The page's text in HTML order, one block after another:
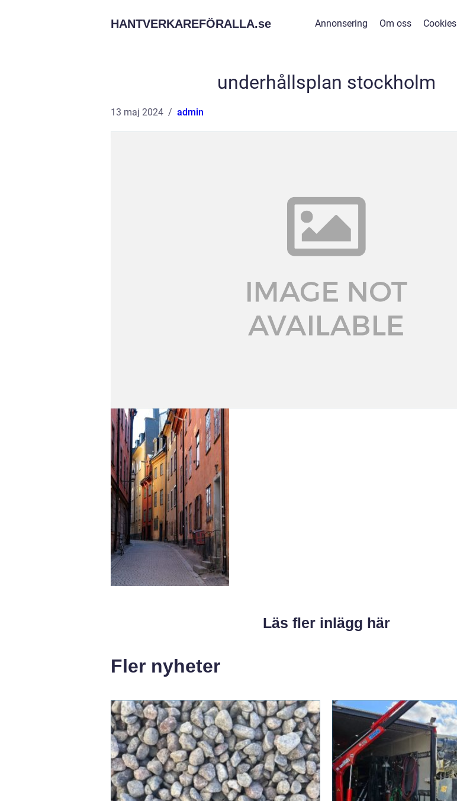
HANTVERKAREFÖRALLA.se Annonsering Om oss Cookies
underhållsplan stockholm
13 maj 2024 admin
Läs fler inlägg här
Fler nyheter